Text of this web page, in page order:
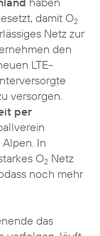
damit O2
Netz zur
den
LTE-
versorgen.
per
In
O2 Netz
noch mehr
das